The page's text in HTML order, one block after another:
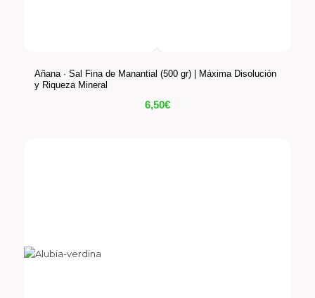
Añana · Sal Fina de Manantial (500 gr) | Máxima Disolución
y Riqueza Mineral
6,50€